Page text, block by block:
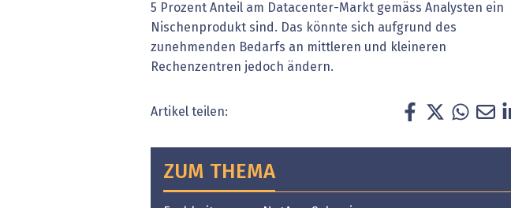
5 Prozent Anteil am Datacenter-Markt gemäss Analysten ein
Nischenprodukt sind. Das könnte sich aufgrund des
zunehmenden Bedarfs an mittleren und kleineren
Rechenzentren jedoch ändern.
Artikel teilen:
ZUM THEMA